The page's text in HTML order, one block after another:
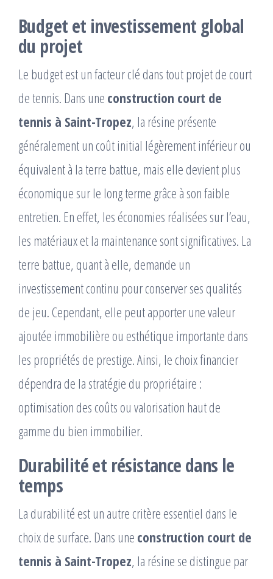
Budget et investissement global
du projet
Le budget est un facteur clé dans tout projet de court
de tennis. Dans une construction court de
tennis à Saint-Tropez, la résine présente
généralement un coût initial légèrement inférieur ou
équivalent à la terre battue, mais elle devient plus
économique sur le long terme grâce à son faible
entretien. En effet, les économies réalisées sur l’eau,
les matériaux et la maintenance sont significatives. La
terre battue, quant à elle, demande un
investissement continu pour conserver ses qualités
de jeu. Cependant, elle peut apporter une valeur
ajoutée immobilière ou esthétique importante dans
les propriétés de prestige. Ainsi, le choix financier
dépendra de la stratégie du propriétaire :
optimisation des coûts ou valorisation haut de
gamme du bien immobilier.
Durabilité et résistance dans le
temps
La durabilité est un autre critère essentiel dans le
choix de surface. Dans une construction court de
tennis à Saint-Tropez, la résine se distingue par